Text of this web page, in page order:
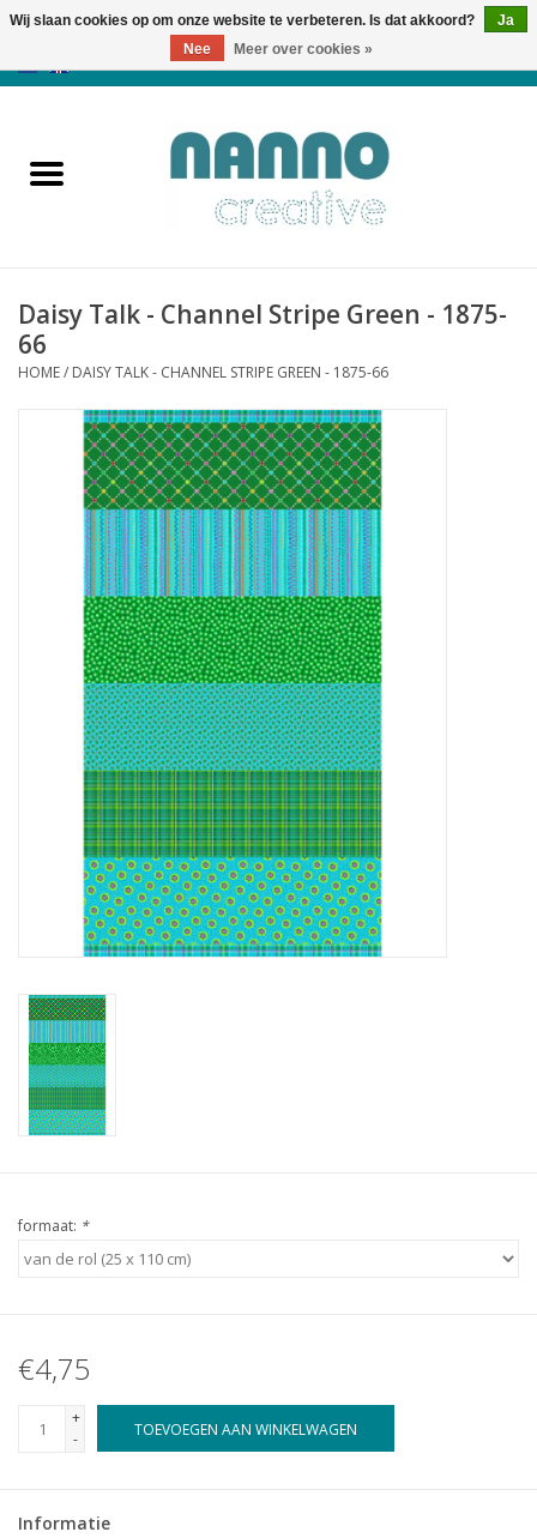
Producten
Nieuws
Herfst & Halloween
Koopjeshoek
Laatste Kans
Cadeaubonnen
Nanno Blog
Beloningen
Daisy Talk - Channel Stripe Green - 1875-
66
HOME/ DAISY TALK - CHANNEL STRIPE GREEN - 1875-66
formaat: *
€4,75
+
-
TOEVOEGEN AAN WINKELWAGEN
Informatie
Wij slaan cookies op om onze website te verbeteren. Is dat akkoord?
Ja
Nee
Meer over cookies »